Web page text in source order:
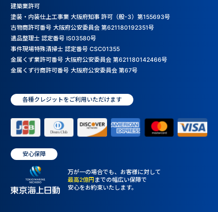
建築業許可
塗装・内装仕上工事業 大阪府知事 許可（般-3）第155693号
古物商許可番号 大阪府公安委員会 第621180192351号
遺品整理士 認定番号 IS03580号
事件現場特殊清掃士 認定番号 CSC01355
金属くず業許可番号 大阪府公安委員会 第621180142466号
金属くず行商許可番号 大阪府公安委員会 第67号
各種クレジットをご利用いただけます
安心保障
万が一の場合でも、お客様に対して
最高2億円 までの幅広い保障で
安心をお約束いたします。